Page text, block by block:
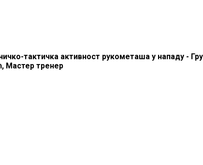
тактичка активност рукометаша у нападу -
Мастер тренер